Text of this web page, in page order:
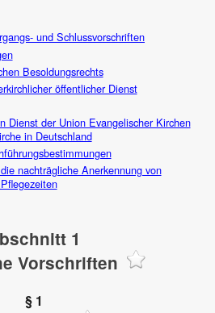
und Schlussvorschriften
Besoldungsrechts
öffentlicher Dienst
Dienst der Union Evangelischer Kirchen
in Deutschland
nachträgliche Anerkennung von
1
Vorschriften
§ 1